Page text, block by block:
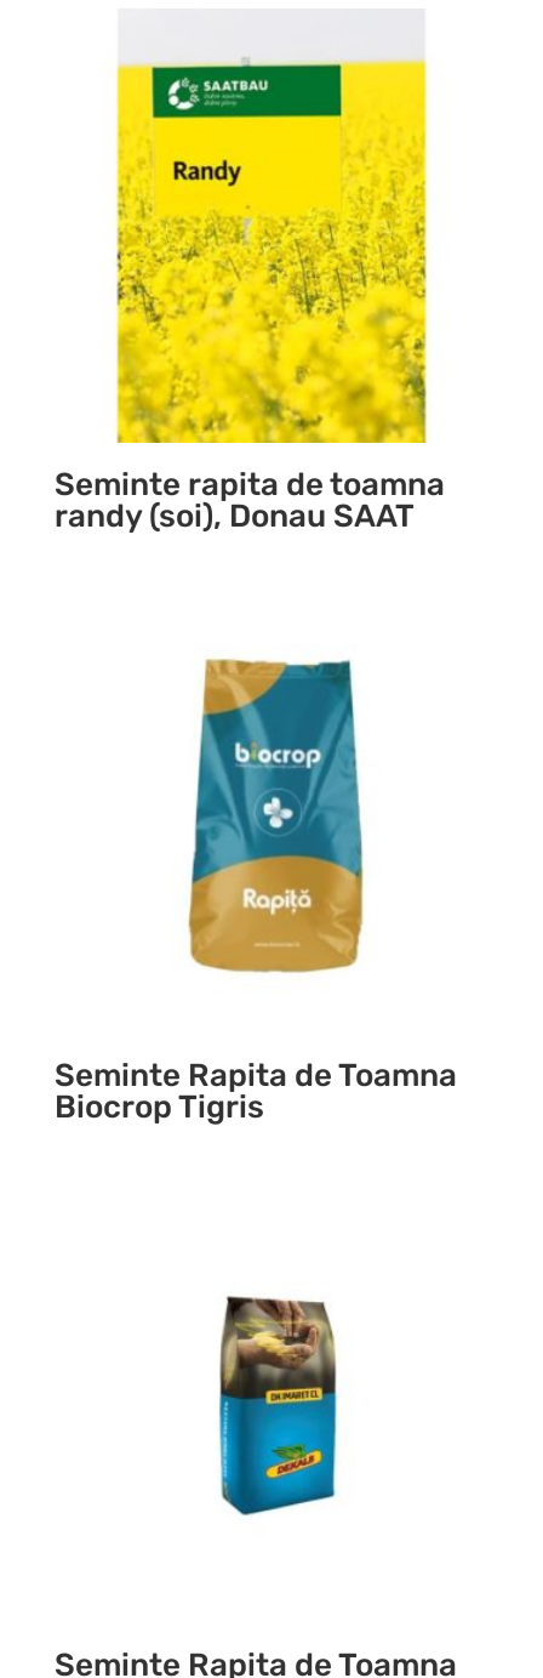
Seminte rapita de toamna
randy (soi), Donau SAAT
Seminte Rapita de Toamna
Biocrop Tigris
Seminte Rapita de Toamna